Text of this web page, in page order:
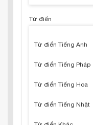
Từ điển
Từ điển Tiếng Anh
Từ điển Tiếng Pháp
Từ điển Tiếng Hoa
Từ điển Tiếng Nhật